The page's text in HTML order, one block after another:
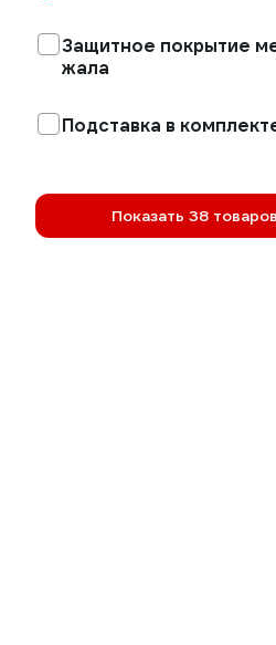
Защитное покрытие
жала
Подставка в
Показать 38 товаров